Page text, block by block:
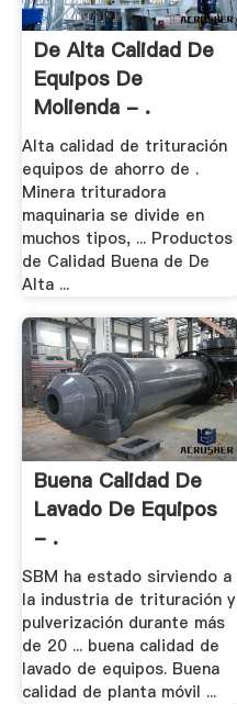
De Alta Calidad De
Equipos De
Molienda - .
Alta calidad de trituración
equipos de ahorro de .
Minera trituradora
maquinaria se divide en
muchos tipos, ... Productos
de Calidad Buena de De
Alta ...
Buena Calidad De
Lavado De Equipos
- .
SBM ha estado sirviendo a
la industria de trituración y
pulverización durante más
de 20 ... buena calidad de
lavado de equipos. Buena
calidad de planta móvil ...